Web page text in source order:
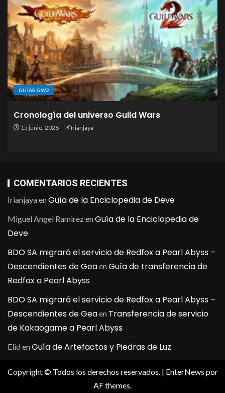
GUÍAS GW2
Cronología del universo Guild Wars
15 junio, 2026 Irianjaya
COMENTARIOS RECIENTES
IrianjayaenGuía de la Enciclopedia de Deve
Miguel Angel RamirezenGuía de la Enciclopedia de
Deve
BDO SA migrará el servicio de Redfox a Pearl Abyss –
Descendientes de GeaenGuía de transferencia de
Redfox a Pearl Abyss
BDO SA migrará el servicio de Redfox a Pearl Abyss –
Descendientes de Geaen Transferencia de servicio
de Kakaogame a Pearl Abyss
ElidenGuía de Artefactos y Piedras de Luz
Copyright © Todos los derechos reservados. | EnterNews por
AF themes.